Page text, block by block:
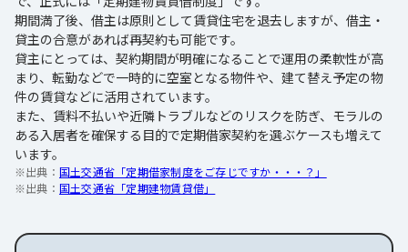
期間満了後、借主は原則として賃貸住宅を退去しますが、借主・
貸主の合意があれば再契約も可能です。
貸主にとっては、契約期間が明確になることで運用の柔軟性が高
まり、転勤などで一時的に空室となる物件や、建て替え予定の物
件の賃貸などに活用されています。
また、賃料不払いや近隣トラブルなどのリスクを防ぎ、モラルの
ある入居者を確保する目的で定期借家契約を選ぶケースも増えて
います。
※出典： 国土交通省「定期借家制度をご存じですか・・・？」
※出典： 国土交通省「定期建物賃貸借」